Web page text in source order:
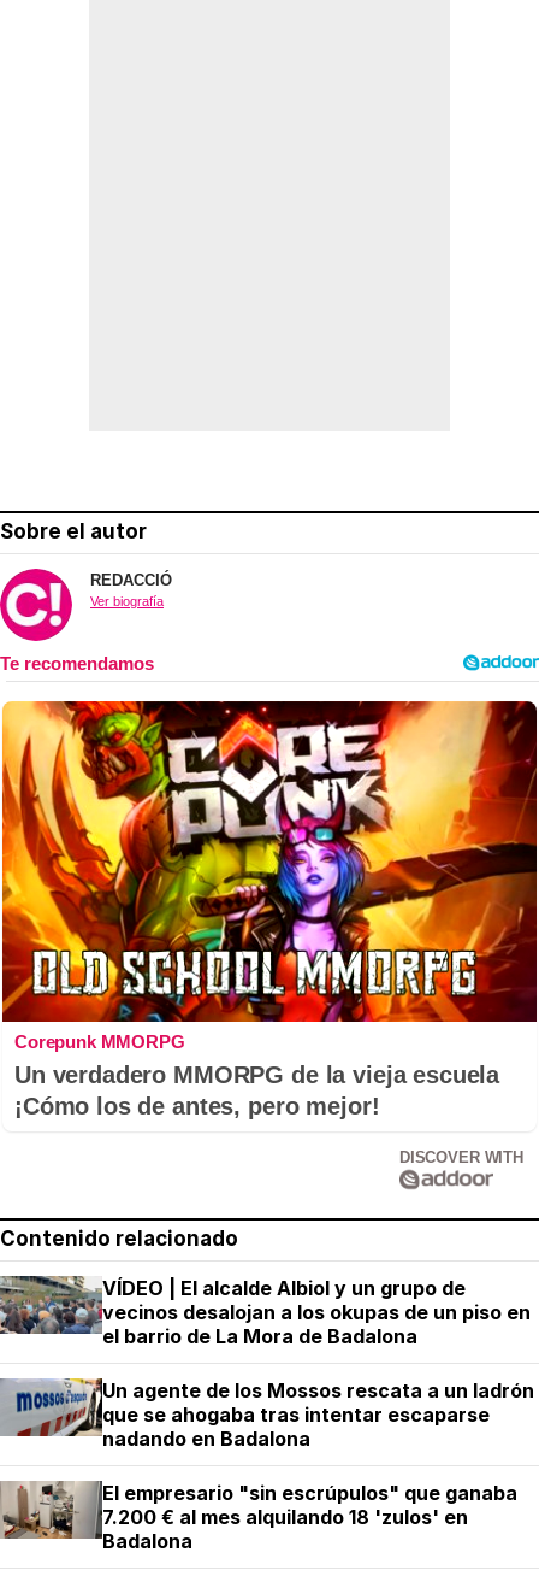
Sobre el autor
REDACCIÓ
Ver biografía
Corepunk MMORPG
Un verdadero MMORPG de la vieja escuela
¡Cómo los de antes, pero mejor!
DISCOVER WITH
Contenido relacionado
VÍDEO | El alcalde Albiol y un grupo de
vecinos desalojan a los okupas de un piso en
el barrio de La Mora de Badalona
Un agente de los Mossos rescata a un ladrón
que se ahogaba tras intentar escaparse
nadando en Badalona
El empresario "sin escrúpulos" que ganaba
7.200 € al mes alquilando 18 'zulos' en
Badalona